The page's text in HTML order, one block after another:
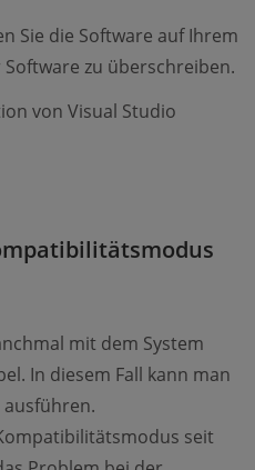
Sie die Software auf Ihrem
zu überschreiben.
von Visual Studio
mit dem System
In diesem Fall kann man
seit